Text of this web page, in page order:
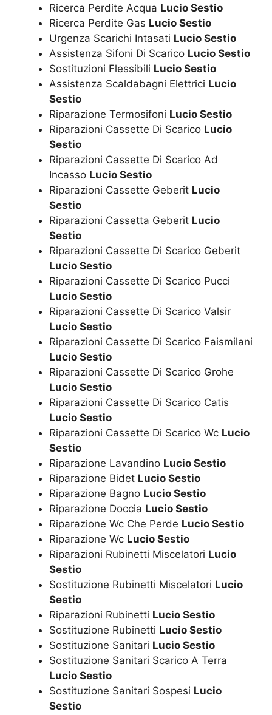
Ricerca Perdite Acqua Lucio Sestio
Ricerca Perdite Gas Lucio Sestio
Urgenza Scarichi Intasati Lucio Sestio
Assistenza Sifoni Di Scarico Lucio Sestio
Sostituzioni Flessibili Lucio Sestio
Assistenza Scaldabagni Elettrici Lucio
Sestio
Riparazione Termosifoni Lucio Sestio
Riparazioni Cassette Di Scarico Lucio
Sestio
Riparazioni Cassette Di Scarico Ad
Incasso Lucio Sestio
Riparazioni Cassette Geberit Lucio
Sestio
Riparazioni Cassetta Geberit Lucio
Sestio
Riparazioni Cassette Di Scarico Geberit
Lucio Sestio
Riparazioni Cassette Di Scarico Pucci
Lucio Sestio
Riparazioni Cassette Di Scarico Valsir
Lucio Sestio
Riparazioni Cassette Di Scarico Faismilani
Lucio Sestio
Riparazioni Cassette Di Scarico Grohe
Lucio Sestio
Riparazioni Cassette Di Scarico Catis
Lucio Sestio
Riparazioni Cassette Di Scarico Wc Lucio
Sestio
Riparazione Lavandino Lucio Sestio
Riparazione Bidet Lucio Sestio
Riparazione Bagno Lucio Sestio
Riparazione Doccia Lucio Sestio
Riparazione Wc Che Perde Lucio Sestio
Riparazione Wc Lucio Sestio
Riparazioni Rubinetti Miscelatori Lucio
Sestio
Sostituzione Rubinetti Miscelatori Lucio
Sestio
Riparazioni Rubinetti Lucio Sestio
Sostituzione Rubinetti Lucio Sestio
Sostituzione Sanitari Lucio Sestio
Sostituzione Sanitari Scarico A Terra
Lucio Sestio
Sostituzione Sanitari Sospesi Lucio
Sestio